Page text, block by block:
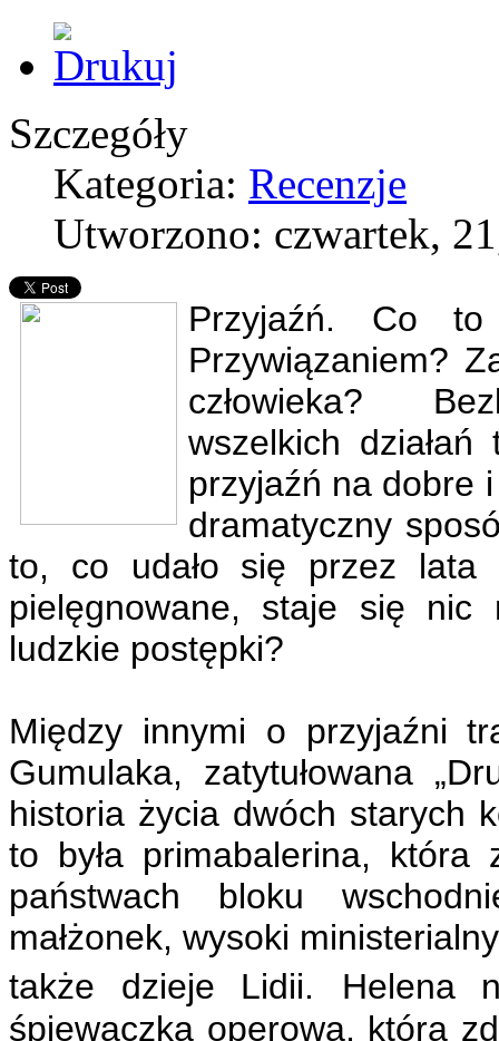
Szczegóły
Kategoria: Recenzje
Utworzono: czwartek,
Przyjaźń. Co to
Przywiązaniem?
człowieka?
wszelkich
przyjaźń na dobre
dramatyczny
to, co udało się przez lata
pielęgnowane, staje się nic
ludzkie postępki?
Między innymi o przyjaźni
Gumulaka, zatytułowana
historia życia dwóch starych
to była primabalerina, która
państwach bloku
małżonek, wysoki
także dzieje Lidii.
Helena
śpiewaczką operową, która